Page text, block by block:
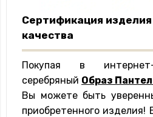
Сертификация
качества
Покупая в
серебряный Образ
Вы можете быть
приобретенного изделия!